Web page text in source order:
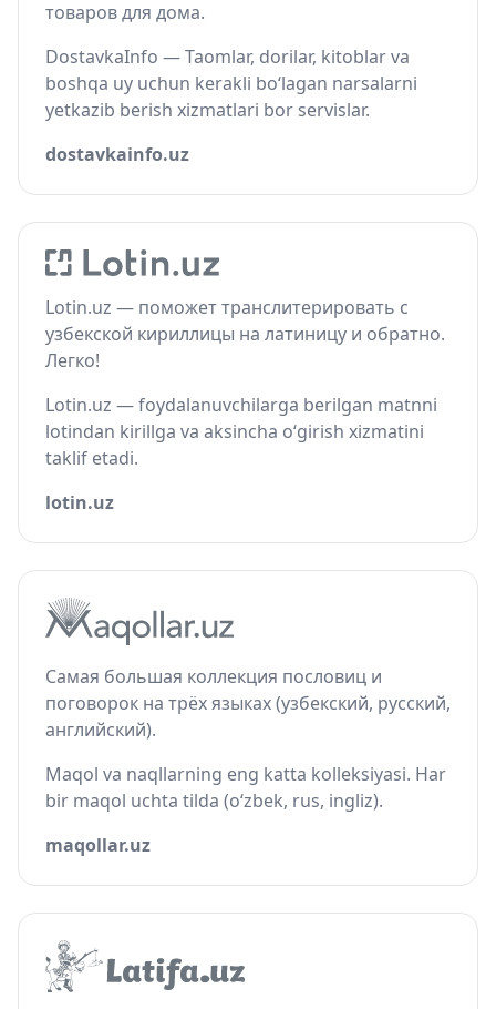
товаров для дома.
DostavkaInfo — Taomlar, dorilar, kitoblar va
boshqa uy uchun kerakli bo‘lagan narsalarni
yetkazib berish xizmatlari bor servislar.
dostavkainfo.uz
Lotin.uz — поможет транслитерировать с
узбекской кириллицы на латиницу и обратно.
Легко!
Lotin.uz — foydalanuvchilarga berilgan matnni
lotindan kirillga va aksincha o‘girish xizmatini
taklif etadi.
lotin.uz
Самая большая коллекция пословиц и
поговорок на трёх языках (узбекский, русский,
английский).
Maqol va naqllarning eng katta kolleksiyasi. Har
bir maqol uchta tilda (o‘zbek, rus, ingliz).
maqollar.uz